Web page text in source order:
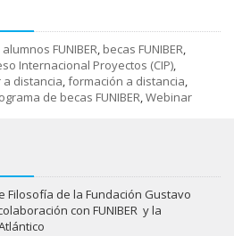
alumnos FUNIBER, becas FUNIBER,
Internacional Proyectos (CIP),
distancia,formación a distancia,
de becas FUNIBER,Webinar
Filosofía de la Fundación Gustavo
con FUNIBER y la